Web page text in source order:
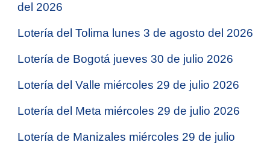
del 2026
Lotería del Tolima lunes 3 de agosto del 2026
Lotería de Bogotá jueves 30 de julio 2026
Lotería del Valle miércoles 29 de julio 2026
Lotería del Meta miércoles 29 de julio 2026
Lotería de Manizales miércoles 29 de julio